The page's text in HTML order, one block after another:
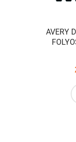
AVERY